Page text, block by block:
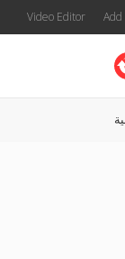
Video Editor